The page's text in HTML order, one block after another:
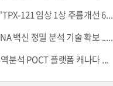
121 임상 1상 주름개선 6...
백신 정밀 분석 기술 확보 .....
분석 POCT 플랫폼 캐나다 ...